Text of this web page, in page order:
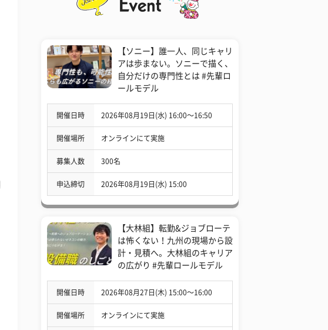
【ソニー】誰一人、同じキャリ
アは歩まない。ソニーで描く、
自分だけの専門性とは #先輩ロ
ールモデル
開催日時 2026年08月19日(水) 16:00〜16:50
開催場所 オンラインにて実施
募集人数 300名
申込締切 2026年08月19日(水) 15:00
【大林組】転勤&ジョブローテ
は怖くない！九州の現場から設
計・見積へ。大林組のキャリア
の広がり #先輩ロールモデル
開催日時 2026年08月27日(木) 15:00〜16:00
開催場所 オンラインにて実施